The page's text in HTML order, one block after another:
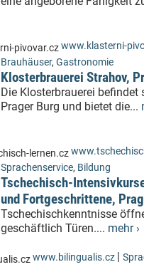
www.klasterni-
Brauhäuser, Gastronomie
Klosterbrauerei Strahov,
Die Klosterbrauerei befindet
Prager Burg und bietet die...
Sprachenservice, Bildung
Tschechisch-
und Fortgeschrittene, Prag
Tschechischkenntnisse
geschäftlich Türen.... mehr ›
www.bilingualis.cz |